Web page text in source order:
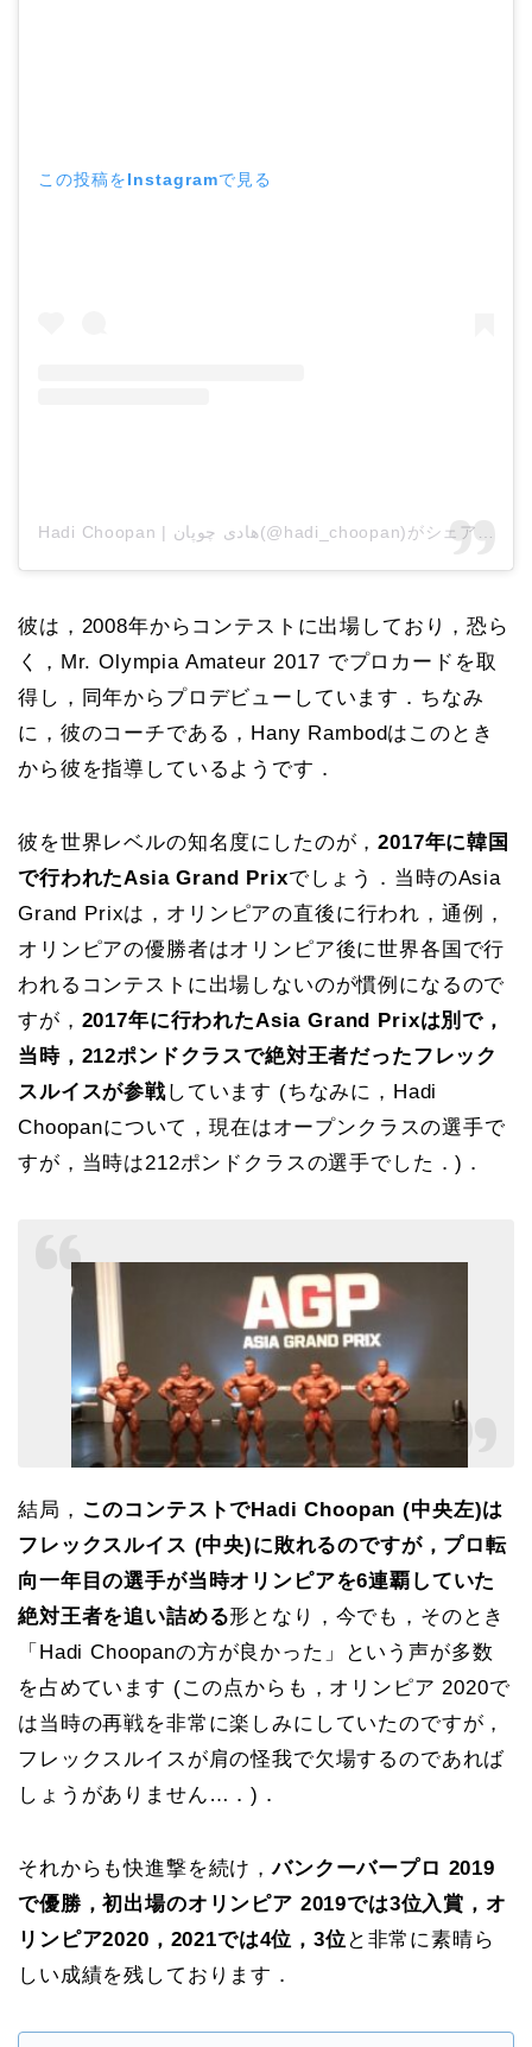
この投稿をInstagramで見る
彼は，2008年からコンテストに出場しており，恐ら
く，Mr. Olympia Amateur 2017 でプロカードを取
得し，同年からプロデビューしています．ちなみ
に，彼のコーチである，Hany Rambodはこのとき
から彼を指導しているようです．
彼を世界レベルの知名度にしたのが，2017年に韓国
で行われたAsia Grand Prixでしょう．当時のAsia
Grand Prixは，オリンピアの直後に行われ，通例，
オリンピアの優勝者はオリンピア後に世界各国で行
われるコンテストに出場しないのが慣例になるので
すが， 2017年に行われたAsia Grand Prixは別で，
当時，212ポンドクラスで絶対王者だったフレック
スルイスが参戦しています (ちなみに，Hadi
Choopanについて，現在はオープンクラスの選手で
すが，当時は212ポンドクラスの選手でした．)．
結局， このコンテストでHadi Choopan (中央左)は
フレックスルイス (中央)に敗れるのですが，プロ転
向一年目の選手が当時オリンピアを6連覇していた
絶対王者を追い詰める形となり，今でも，そのとき
「Hadi Choopanの方が良かった」という声が多数
を占めています (この点からも，オリンピア 2020で
は当時の再戦を非常に楽しみにしていたのですが，
フレックスルイスが肩の怪我で欠場するのであれば
しょうがありません…．)．
それからも快進撃を続け，バンクーバープロ 2019
で優勝，初出場のオリンピア 2019では3位入賞，オ
リンピア2020，2021では4位，3位 と非常に素晴ら
しい成績を残しております．